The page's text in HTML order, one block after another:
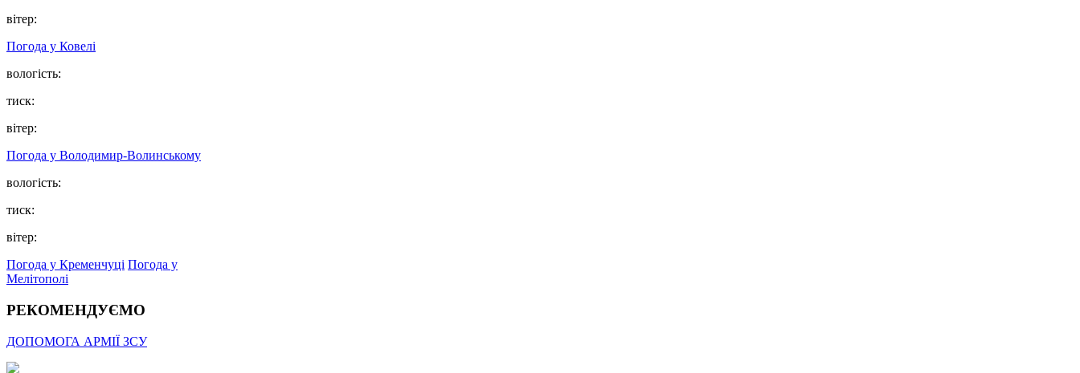
вітер:
Погода у Ковелі
вологість:
тиск:
вітер:
Погода у Володимир-Волинському
вологість:
тиск:
вітер:
Погода у Кременчуці Погода у
Мелітополі
РЕКОМЕНДУЄМО
ДОПОМОГА АРМІЇ ЗСУ